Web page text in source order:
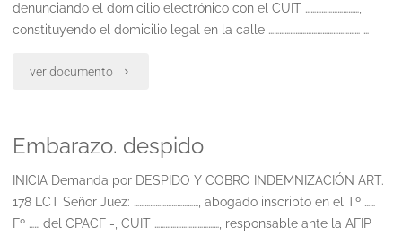
26.773"
denunciando el domicilio electrónico con el CUIT …………………………,
constituyendo el domicilio legal en la calle …………………………………………… …
ver documento "Matrimonio.
Embarazo. despido
INICIA Demanda por DESPIDO Y COBRO INDEMNIZACIÓN ART.
178 LCT Señor Juez: ………………………………, abogado inscripto en el Tº ……
Fº …… del CPACF -, CUIT ………………………………, responsable ante la AFIP